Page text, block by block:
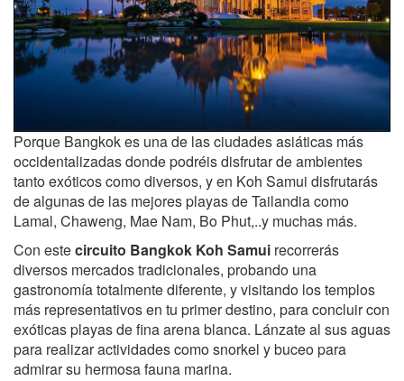
Porque Bangkok es una de las ciudades asiáticas más
occidentalizadas donde podréis disfrutar de ambientes
tanto exóticos como diversos, y en Koh Samui disfrutarás
de algunas de las mejores playas de Tailandia como
Lamal, Chaweng, Mae Nam, Bo Phut,..y muchas más.
Con estecircuito Bangkok Koh Samui recorrerás
diversos mercados tradicionales, probando una
gastronomía totalmente diferente, y visitando los templos
más representativos en tu primer destino, para concluir con
exóticas playas de fina arena blanca. Lánzate al sus aguas
para realizar actividades como snorkel y buceo para
admirar su hermosa fauna marina.